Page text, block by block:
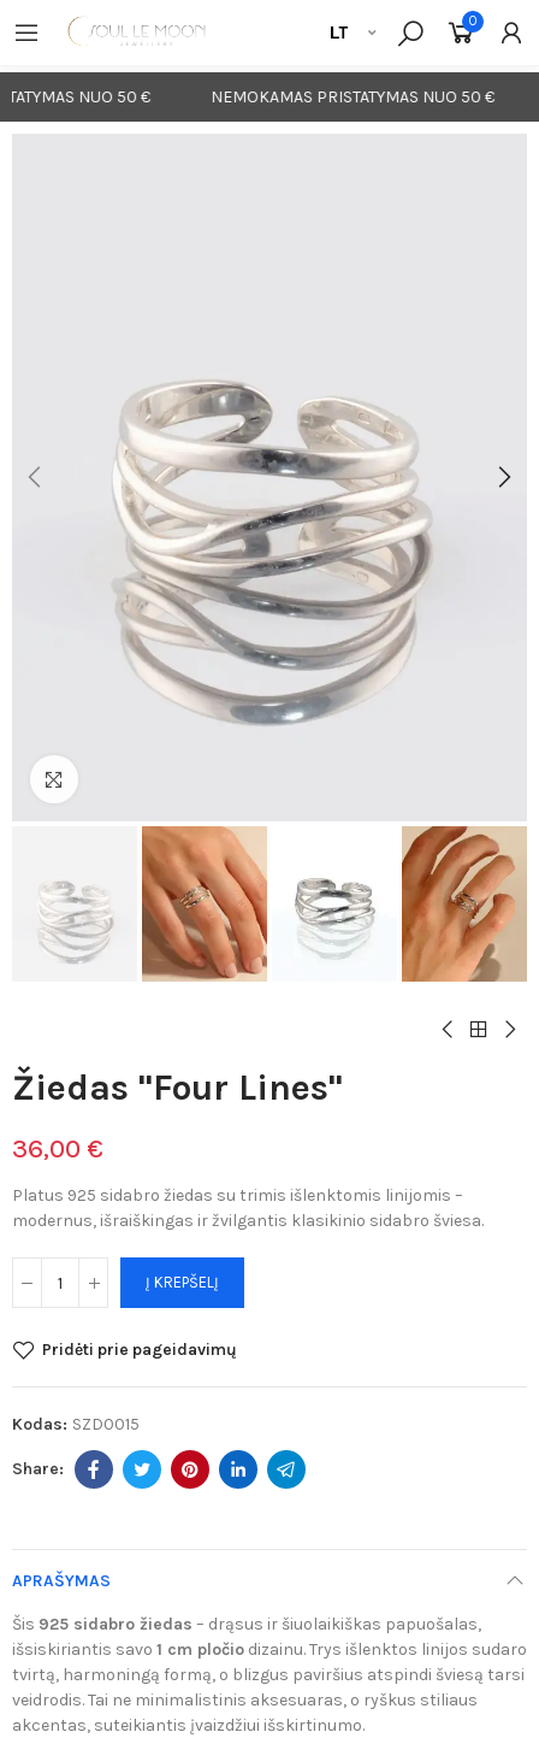
NUO 50 € NEMOKAMAS PRISTATYMAS NUO 50 €
0
Žiedas "Four Lines"
36,00 €
Platus 925 sidabro žiedas su trimis išlenktomis linijomis –
modernus, išraiškingas ir žvilgantis klasikinio sidabro šviesa.
Į KREPŠELĮ
Pridėti prie pageidavimų
Kodas: SZD0015
APRAŠYMAS
Šis 925 sidabro žiedas – drąsus ir šiuolaikiškas papuošalas,
išsiskiriantis savo 1 cm pločio dizainu. Trys išlenktos linijos sudaro
tvirtą, harmoningą formą, o blizgus paviršius atspindi šviesą tarsi
veidrodis. Tai ne minimalistinis aksesuaras, o ryškus stiliaus
akcentas, suteikiantis įvaizdžiui išskirtinumo.